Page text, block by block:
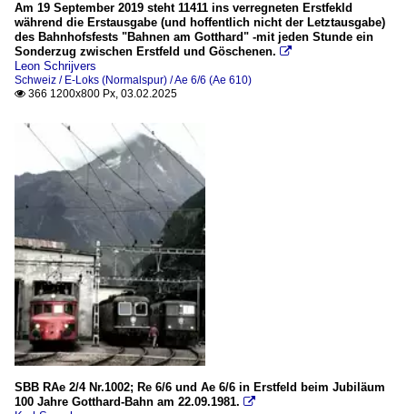
Sonstiges
Strecken
die Gotthardbahn (Luzern - Bellinzona - Chiasso/Luino/
im Lavaux
Triebzüge (Normalspur)
De 4/4, ex Fe 4/4 (Nr. 1661-1685)
RBDe 560 NPZ Domino (ex NPZ, ex RBDe 4/4)
RBe 2/4 bzw. RAe 2/4 (Roter Pfeil)
Unternehmen
SBB Cargo (SBBC)
Veranstaltungen
100 Jahre Gotthardbahn
Am 19 September 2019 steht 11411 ins verregneten Erstfekld
während die Erstausgabe (und hoffentlich nicht der Letztausgabe)
des Bahnhofsfests "Bahnen am Gotthard" -mit jeden Stunde ein
Sonderzug zwischen Erstfeld und Göschenen. 
Leon Schrijvers
Schweiz / E-Loks (Normalspur) / Ae 6/6 (Ae 610)
 366 1200x800 Px, 03.02.2025
SBB RAe 2/4 Nr.1002; Re 6/6 und Ae 6/6 in Erstfeld beim Jubiläum
100 Jahre Gotthard-Bahn am 22.09.1981. 